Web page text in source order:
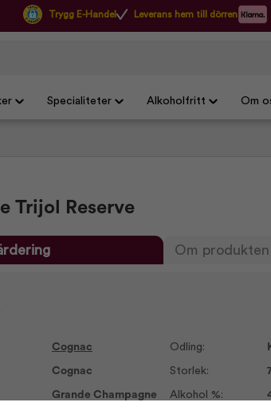
Trygg E-Handel Leverans hem till dörren
Specialiteter Alkoholfritt Om
Trijol Reserve
Om produkten
Cognac
Cognac
Grande Champagne
Odling:
Storlek:
Alkohol %: